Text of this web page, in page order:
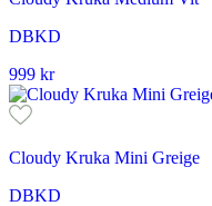
DBKD
999 kr
Cloudy Kruka Mini Greige
DBKD